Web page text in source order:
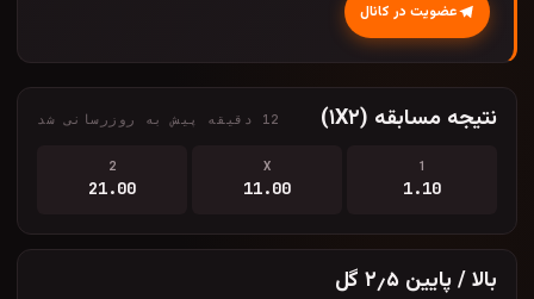
عضویت در کانال
نتیجه مسابقه (۱X۲) 12 دقیقه پیش به روزرسانی شد
1
1.10
X
11.00
2
21.00
بالا / پایین ۲٫۵ گل